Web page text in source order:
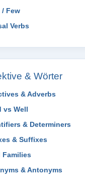
Few
Verbs
& Wörter
& Adverbs
vs Well
& Determiners
& Suffixes
Families
& Antonyms